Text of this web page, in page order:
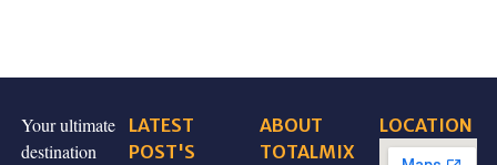
Your ultimate
destination
LATEST
POST'S
ABOUT
TOTALMIX
LOCATION